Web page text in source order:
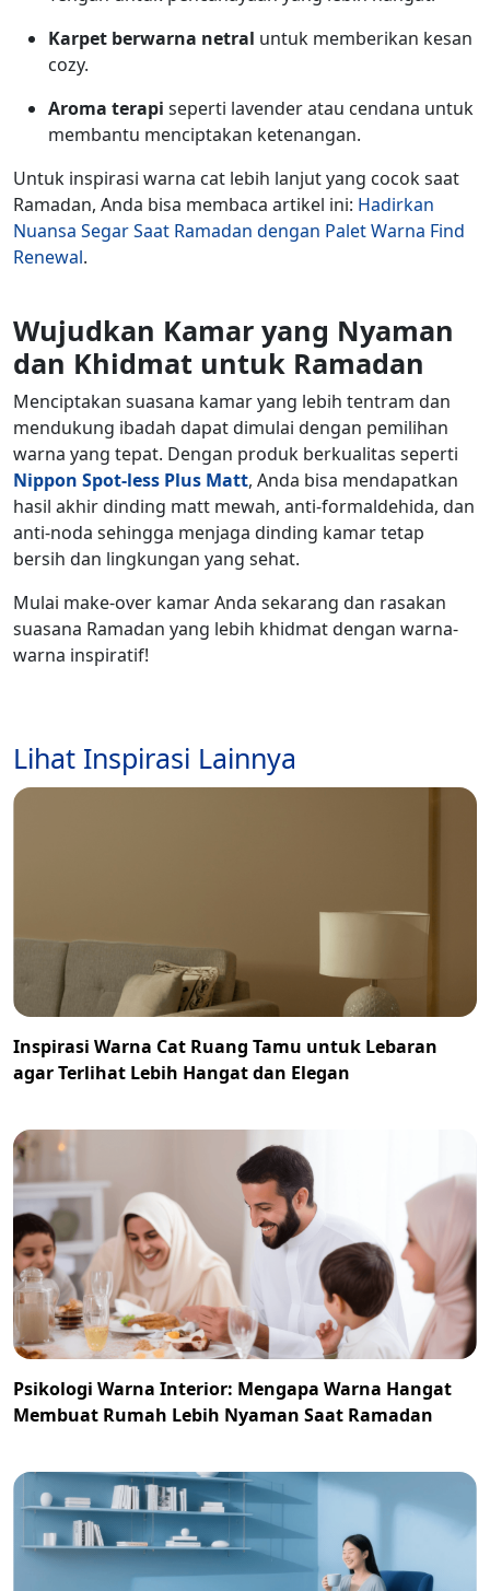
Karpet berwarna netral untuk memberikan kesan
cozy.
Aroma terapi seperti lavender atau cendana untuk
membantu menciptakan ketenangan.
Untuk inspirasi warna cat lebih lanjut yang cocok saat
Ramadan, Anda bisa membaca artikel ini: Hadirkan
Nuansa Segar Saat Ramadan dengan Palet Warna Find
Renewal.
Wujudkan Kamar yang Nyaman
dan Khidmat untuk Ramadan
Menciptakan suasana kamar yang lebih tentram dan
mendukung ibadah dapat dimulai dengan pemilihan
warna yang tepat. Dengan produk berkualitas seperti
Nippon Spot-less Plus Matt, Anda bisa mendapatkan
hasil akhir dinding matt mewah, anti-formaldehida, dan
anti-noda sehingga menjaga dinding kamar tetap
bersih dan lingkungan yang sehat.
Mulai make-over kamar Anda sekarang dan rasakan
suasana Ramadan yang lebih khidmat dengan warna-
warna inspiratif!
Lihat Inspirasi Lainnya
Inspirasi Warna Cat Ruang Tamu untuk Lebaran
agar Terlihat Lebih Hangat dan Elegan
Psikologi Warna Interior: Mengapa Warna Hangat
Membuat Rumah Lebih Nyaman Saat Ramadan